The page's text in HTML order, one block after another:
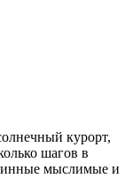
курорт,
шагов в
мыслимые и